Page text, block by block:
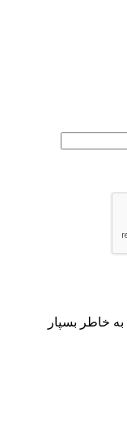
به خاطر بسپار